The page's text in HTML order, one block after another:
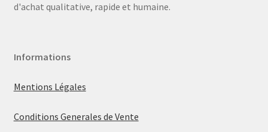
d'achat qualitative, rapide et humaine.
Informations
Mentions Légales
Conditions Generales de Vente